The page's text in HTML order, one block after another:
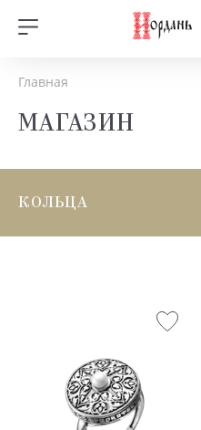
Главная
МАГАЗИН
КОЛЬЦА